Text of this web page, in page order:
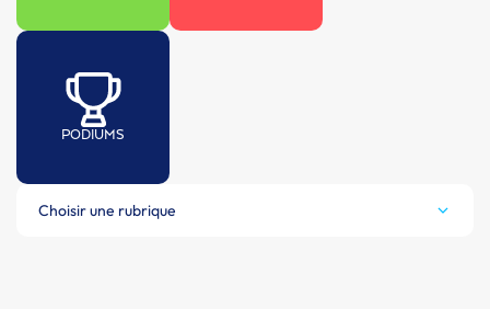
PODIUMS
Choisir une rubrique